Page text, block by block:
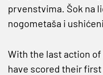
prvenstvima. Šok na
nogometaša i
With the last action of
have scored their first